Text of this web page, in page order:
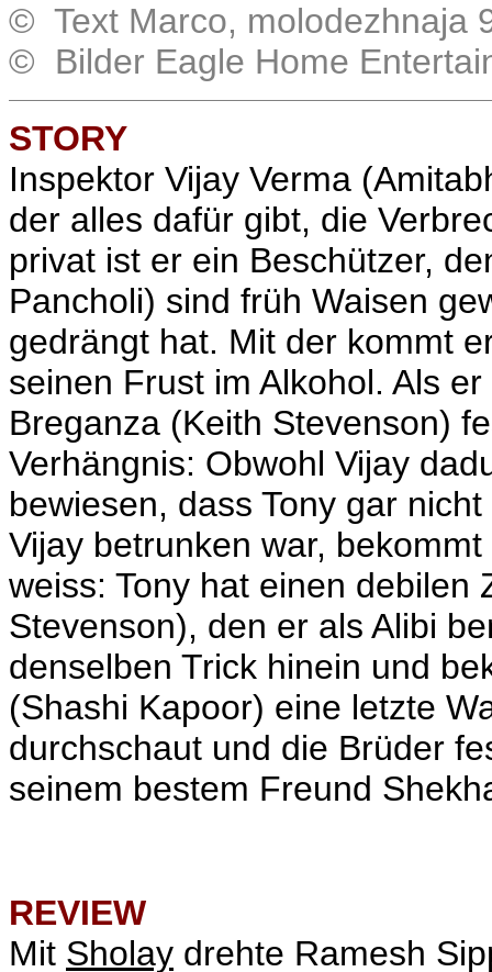
© Text Marco, molodezhnaja
© Bilder Eagle Home
STORY
Inspektor Vijay Verma
der alles dafür gibt, die
privat ist er ein Beschützer,
Pancholi) sind früh Waisen
gedrängt hat. Mit der kommt
seinen Frust im Alkohol. Als
Breganza (Keith Stevenson)
Verhängnis: Obwohl Vijay
bewiesen, dass Tony gar
Vijay betrunken war,
weiss: Tony hat einen debilen
Stevenson), den er als Alibi
denselben Trick hinein und
(Shashi Kapoor) eine letzte
durchschaut und die Brüder
seinem bestem Freund
REVIEW
Mit Sholay drehte Ramesh